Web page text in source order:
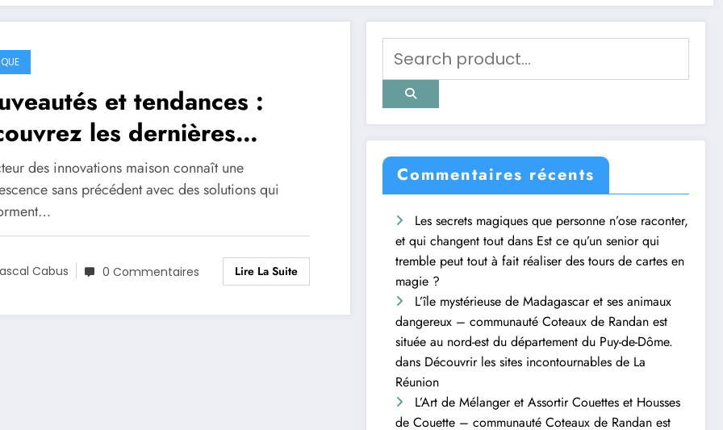
et tendances :
les dernières
pour la maison
des innovations maison connaît une
sans précédent avec des solutions qui
Cabus 0 Commentaires Lire La Suite
Commentaires récents
Les secrets magiques que personne n’ose raconter,
et qui changent tout dans Est ce qu’un senior qui
tremble peut tout à fait réaliser des tours de cartes en
magie ?
L’île mystérieuse de Madagascar et ses animaux
dangereux – communauté Coteaux de Randan est
située au nord-est du département du Puy-de-Dôme.
dans Découvrir les sites incontournables de La
Réunion
L’Art de Mélanger et Assortir Couettes et Housses
de Couette – communauté Coteaux de Randan est